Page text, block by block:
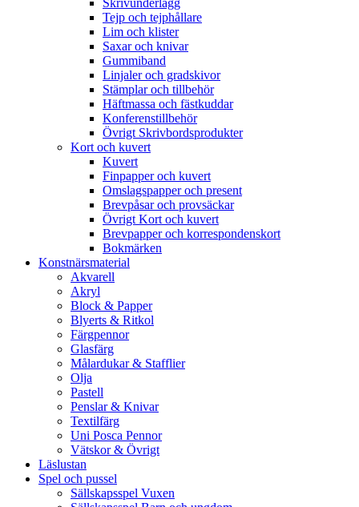
Skrivunderlägg
Tejp och tejphållare
Lim och klister
Saxar och knivar
Gummiband
Linjaler och gradskivor
Stämplar och tillbehör
Häftmassa och fästkuddar
Konferenstillbehör
Övrigt Skrivbordsprodukter
Kort och kuvert
Kuvert
Finpapper och kuvert
Omslagspapper och present
Brevpåsar och provsäckar
Övrigt Kort och kuvert
Brevpapper och korrespondenskort
Bokmärken
Konstnärsmaterial
Akvarell
Akryl
Block & Papper
Blyerts & Ritkol
Färgpennor
Glasfärg
Målardukar & Stafflier
Olja
Pastell
Penslar & Knivar
Textilfärg
Uni Posca Pennor
Vätskor & Övrigt
Läslustan
Spel och pussel
Sällskapsspel Vuxen